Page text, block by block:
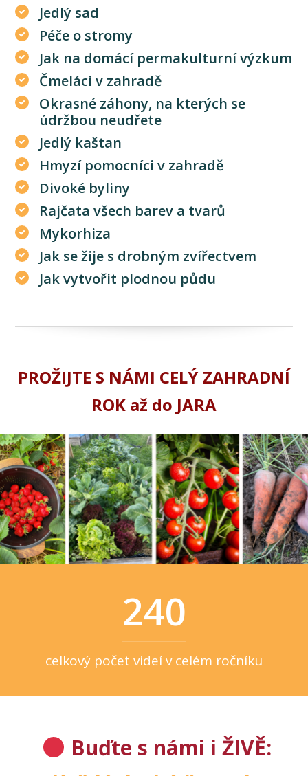
Jedlý sad
Péče o stromy
Jak na domácí permakulturní výzkum
Čmeláci v zahradě
Okrasné záhony, na kterých se
údržbou neudřete
Jedlý kaštan
Hmyzí pomocníci v zahradě
Divoké byliny
Rajčata všech barev a tvarů
Mykorhiza
Jak se žije s drobným zvířectvem
Jak vytvořit plodnou půdu
PROŽIJTE S NÁMI CELÝ ZAHRADNÍ
ROK až do JARA
240
celkový počet videí v celém ročníku
Buďte s námi i ŽIVĚ: